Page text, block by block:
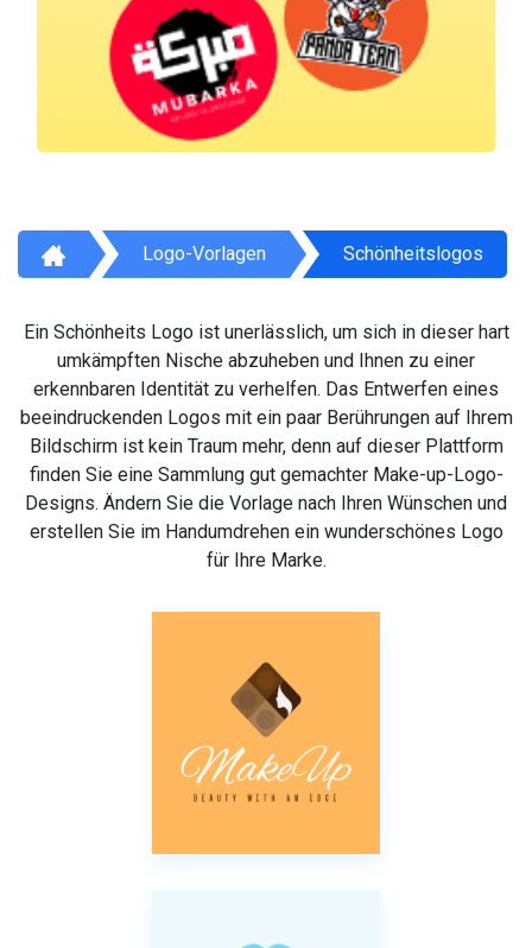
Logo-Vorlagen Schönheitslogos
Ein Schönheits Logo ist unerlässlich, um sich in dieser hart
umkämpften Nische abzuheben und Ihnen zu einer
erkennbaren Identität zu verhelfen. Das Entwerfen eines
beeindruckenden Logos mit ein paar Berührungen auf Ihrem
Bildschirm ist kein Traum mehr, denn auf dieser Plattform
finden Sie eine Sammlung gut gemachter Make-up-Logo-
Designs. Ändern Sie die Vorlage nach Ihren Wünschen und
erstellen Sie im Handumdrehen ein wunderschönes Logo
für Ihre Marke.